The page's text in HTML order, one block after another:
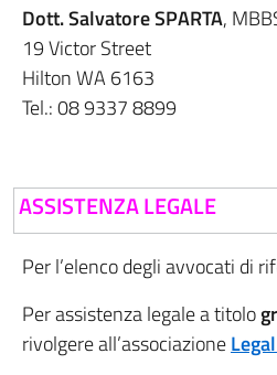
Dott. Salvatore SPARTA,
19 Victor Street
Hilton WA 6163
Tel.: 08 9337 8899
ASSISTENZA LEGALE
Per l’elenco degli avvocati di
Per assistenza legale a titolo
rivolgere all’associazione